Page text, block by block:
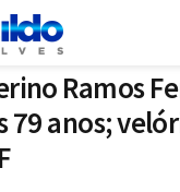
Ramos
79 anos;